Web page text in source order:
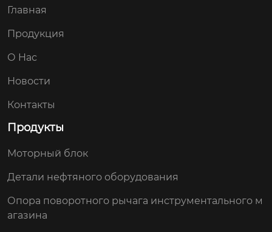
Главная
Продукция
О Hас
Новости
Контакты
Продукты
Моторный блок
Детали нефтяного оборудования
Опора поворотного рычага инструментального м
агазина